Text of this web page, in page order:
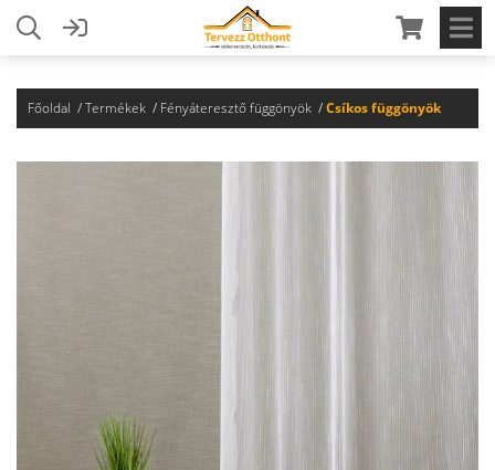
Főoldal Termékek Fényáteresztő függönyök Csíkos függönyök